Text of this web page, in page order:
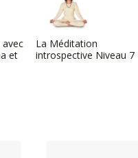
et
La Méditation
introspective Niveau 7